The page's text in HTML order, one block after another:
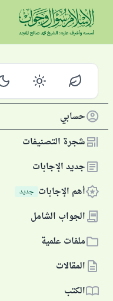
حسابي
شجرة التصنيفات
جديد الإجابات
أهم الإجابات جديد
الجواب الشامل
ملفات علمية
المقالات
الكتب